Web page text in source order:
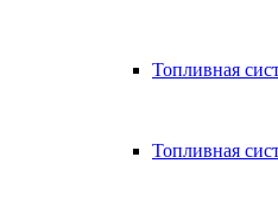
Топливная
Топливная